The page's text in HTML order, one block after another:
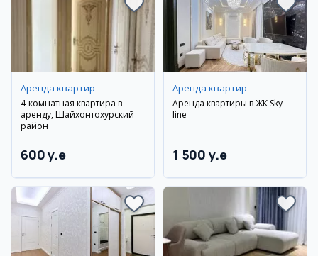
Аренда квартир
4-комнатная квартира в
аренду, Шайхонтохурский
район
600 y.e
Аренда квартир
Аренда квартиры в ЖК Sky
line
1 500 y.e